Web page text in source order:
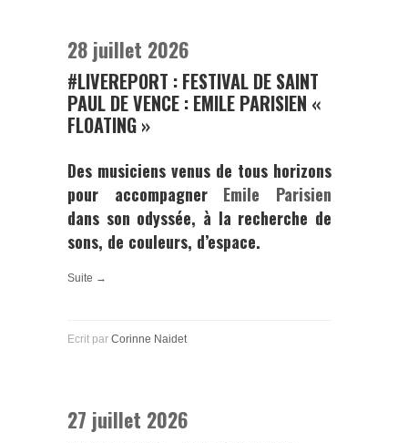
28 juillet 2026
#LIVEREPORT : FESTIVAL DE SAINT
PAUL DE VENCE : EMILE PARISIEN «
FLOATING »
Des musiciens venus de tous horizons
pour accompagner Emile Parisien
dans son odyssée, à la recherche de
sons, de couleurs, d’espace.
Suite →
Ecrit par Corinne Naidet
27 juillet 2026